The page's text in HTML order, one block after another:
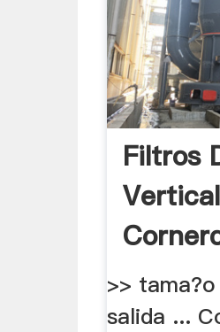
Filtros
>>
salida ...